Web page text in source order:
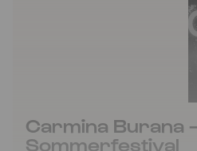
Carmina Burana
Sommerfestival